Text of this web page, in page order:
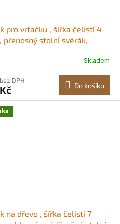
pro vrtačku , šířka čelistí 4
přenosný stolní svěrák,
pracovní svěrák, pro
dřeva, obrábění kovů,
a řezání Stolní svěrák pro
Ztluštěná
Skladem
DPH
Do košíku
na dřevo , šířka čelistí 7